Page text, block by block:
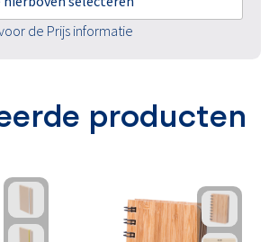
de Prijs informatie
producten